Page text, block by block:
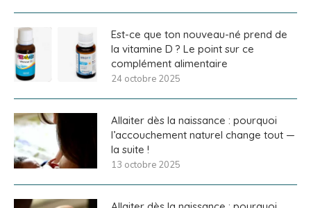
Est-ce que ton nouveau-né prend de
la vitamine D ? Le point sur ce
complément alimentaire
24 octobre 2025
Allaiter dès la naissance : pourquoi
l’accouchement naturel change tout —
la suite !
13 octobre 2025